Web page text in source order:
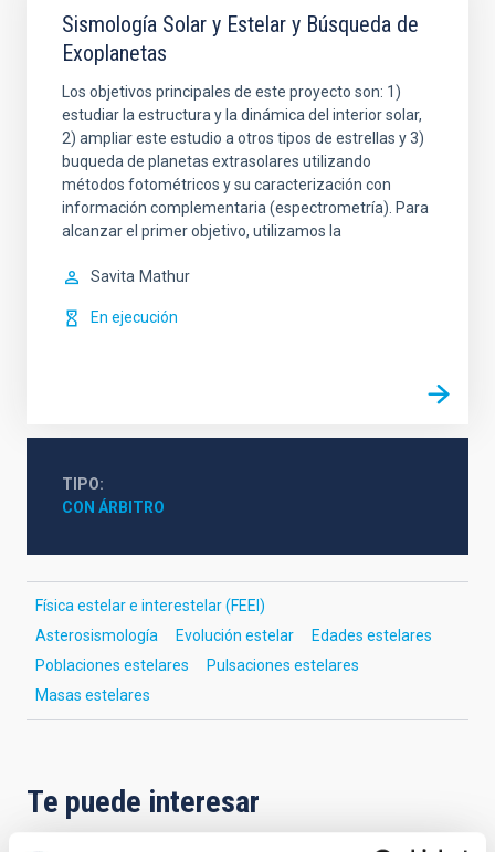
Sismología Solar y Estelar y Búsqueda de
Exoplanetas
Los objetivos principales de este proyecto son: 1)
estudiar la estructura y la dinámica del interior solar,
2) ampliar este estudio a otros tipos de estrellas y 3)
buqueda de planetas extrasolares utilizando
métodos fotométricos y su caracterización con
información complementaria (espectrometría). Para
alcanzar el primer objetivo, utilizamos la
Savita Mathur
En ejecución
TIPO
CON ÁRBITRO
Física estelar e interestelar (FEEI)
Asterosismología
Evolución estelar
Edades estelares
Poblaciones estelares
Pulsaciones estelares
Masas estelares
Te puede interesar